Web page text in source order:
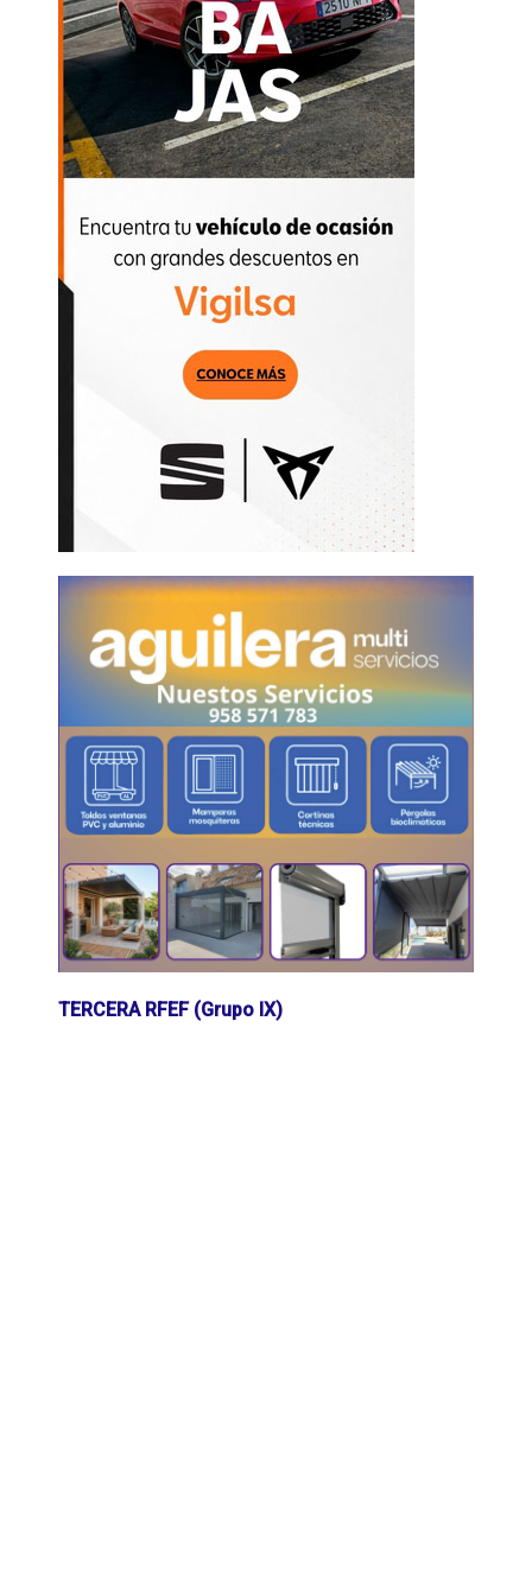
TERCERA RFEF (Grupo IX)